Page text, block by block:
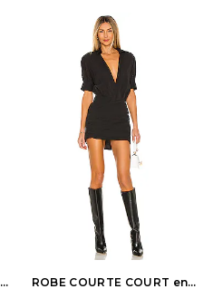
ROBE COURTE COURT en